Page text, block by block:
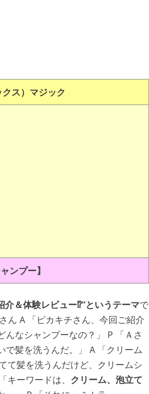
クス）マジック
ンプー】
＆体験レビュー⁉”というテーマで
ん A 「ピカキチさん、今回ご紹介
なシャンプーなの？」 P 「Ａさ
で髪を洗うんだ。」 A 「クリーム
て髪を洗うんだけど、クリームシ
ーワードは、 クリーム、泡立て